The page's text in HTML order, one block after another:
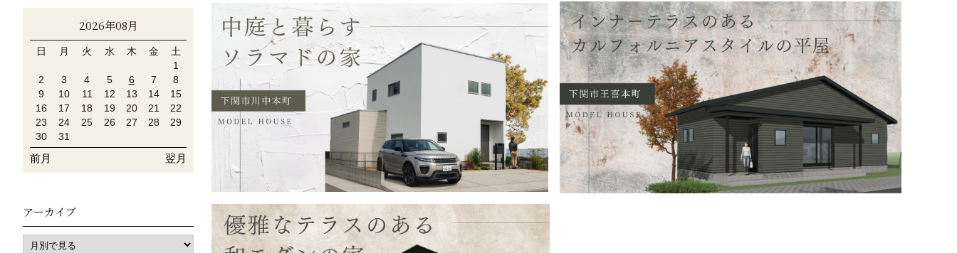
2026年08月
日 月 火 水 木 金
土
1
2
3 4 5 6 7
8
9
10 11 12 13 14
15
16
17 18 19 20 21
22
23
24 25 26 27 28
29
30
31
前月 翌月
アーカイブ